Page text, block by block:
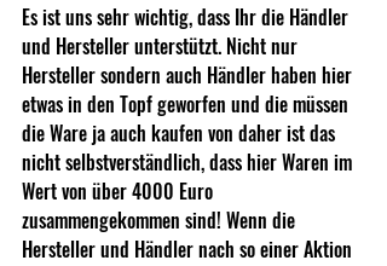
Es ist uns sehr wichtig, dass Ihr die Händler
und Hersteller unterstützt. Nicht nur
Hersteller sondern auch Händler haben hier
etwas in den Topf geworfen und die müssen
die Ware ja auch kaufen von daher ist das
nicht selbstverständlich, dass hier Waren im
Wert von über 4000 Euro
zusammengekommen sind! Wenn die
Hersteller und Händler nach so einer Aktion